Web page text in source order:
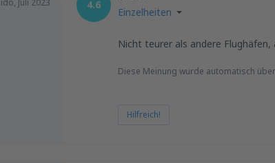
Juli 2023 4.6
Einzelheiten
Nicht teurer als andere
Diese Meinung wurde automatisch
Hilfreich!